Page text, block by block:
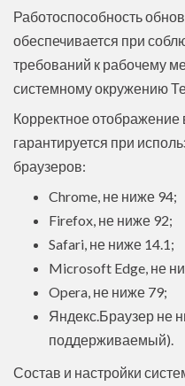
Работоспособность
обеспечивается при
требований к рабочему
системному окружению
Корректное
гарантируется при
браузеров:
Chrome, не ниже 94;
Firefox, не ниже 92;
Safari, не ниже 14.1;
Microsoft Edge, не
Opera, не ниже 79;
Яндекс.Браузер не
поддерживаемый).
Состав и настройки